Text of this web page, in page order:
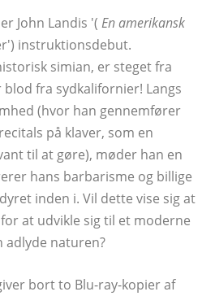
er John Landis '( En amerikansk
instruktionsdebut.
simian, er steget fra
fra sydkalifornier! Langs
(hvor han gennemfører
på klaver, som en
til at gøre), møder han en
hans barbarisme og billige
inden i. Vil dette vise sig at
at udvikle sig til et moderne
adlyde naturen?
bort to Blu-ray-kopier af